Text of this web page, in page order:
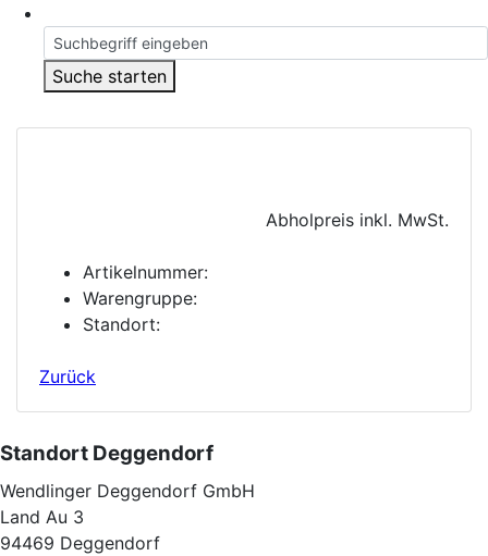
Suche starten
Abholpreis inkl. MwSt.
Artikelnummer:
Warengruppe:
Standort:
Zurück
Standort Deggendorf
Wendlinger Deggendorf GmbH
Land Au 3
94469 Deggendorf